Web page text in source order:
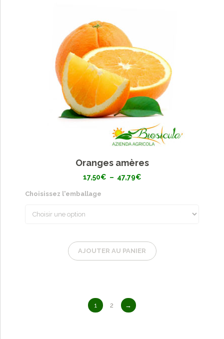
Oranges amères
17,50€ – 47,79€Plage
Choisissez l'emballage
AJOUTER AU PANIER
1 2 →